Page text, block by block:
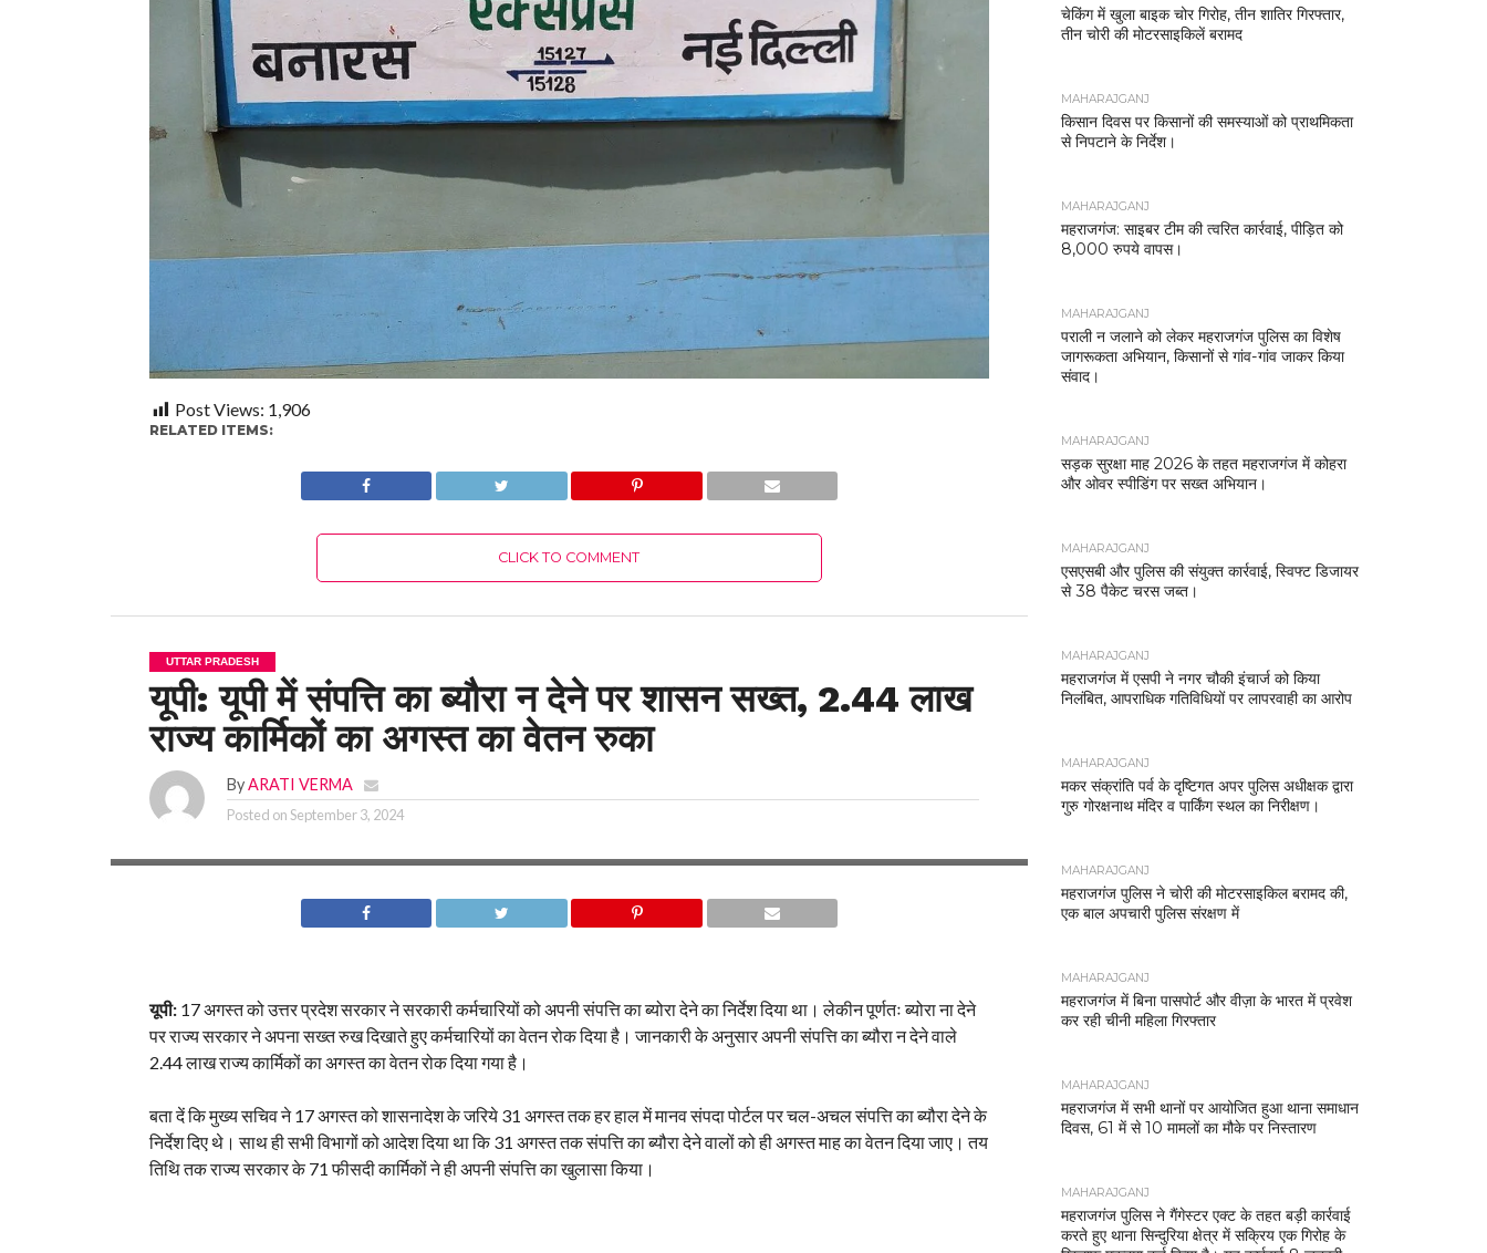
Post Views: 1,906
RELATED ITEMS:
CLICK TO COMMENT
UTTAR PRADESH
यूपी: यूपी में संपत्ति का ब्यौरा न देने पर शासन सख्त, 2.44 लाख
राज्य कार्मिकों का अगस्त का वेतन रुका
ByARATI VERMA
Posted onSeptember 3, 2024
यूपी:17 अगस्त को उत्तर प्रदेश सरकार ने सरकारी कर्मचारियों को अपनी संपत्ति का ब्योरा देने का निर्देश दिया था। लेकीन पूर्णतः ब्योरा ना देने
पर राज्य सरकार ने अपना सख्त रुख दिखाते हुए कर्मचारियों का वेतन रोक दिया है। जानकारी के अनुसार अपनी संपत्ति का ब्यौरा न देने वाले
2.44 लाख राज्य कार्मिकों का अगस्त का वेतन रोक दिया गया है।
बता दें कि मुख्य सचिव ने 17 अगस्त को शासनादेश के जरिये 31 अगस्त तक हर हाल में मानव संपदा पोर्टल पर चल-अचल संपत्ति का ब्यौरा देने के
निर्देश दिए थे। साथ ही सभी विभागों को आदेश दिया था कि 31 अगस्त तक संपत्ति का ब्यौरा देने वालों को ही अगस्त माह का वेतन दिया जाए। तय
तिथि तक राज्य सरकार के 71 फीसदी कार्मिकों ने ही अपनी संपत्ति का खुलासा किया।
चेकिंग में खुला बाइक चोर गिरोह, तीन शातिर गिरफ्तार,
तीन चोरी की मोटरसाइकिलें बरामद
MAHARAJGANJ
किसान दिवस पर किसानों की समस्याओं को प्राथमिकता
से निपटाने के निर्देश।
MAHARAJGANJ
महराजगंज: साइबर टीम की त्वरित कार्रवाई, पीड़ित को
8,000 रुपये वापस।
MAHARAJGANJ
पराली न जलाने को लेकर महराजगंज पुलिस का विशेष
जागरूकता अभियान, किसानों से गांव-गांव जाकर किया
संवाद।
MAHARAJGANJ
सड़क सुरक्षा माह 2026 के तहत महराजगंज में कोहरा
और ओवर स्पीडिंग पर सख्त अभियान।
MAHARAJGANJ
एसएसबी और पुलिस की संयुक्त कार्रवाई, स्विफ्ट डिजायर
से 38 पैकेट चरस जब्त।
MAHARAJGANJ
महराजगंज में एसपी ने नगर चौकी इंचार्ज को किया
निलंबित, आपराधिक गतिविधियों पर लापरवाही का आरोप
MAHARAJGANJ
मकर संक्रांति पर्व के दृष्टिगत अपर पुलिस अधीक्षक द्वारा
गुरु गोरक्षनाथ मंदिर व पार्किंग स्थल का निरीक्षण।
MAHARAJGANJ
महराजगंज पुलिस ने चोरी की मोटरसाइकिल बरामद की,
एक बाल अपचारी पुलिस संरक्षण में
MAHARAJGANJ
महराजगंज में बिना पासपोर्ट और वीज़ा के भारत में प्रवेश
कर रही चीनी महिला गिरफ्तार
MAHARAJGANJ
महराजगंज में सभी थानों पर आयोजित हुआ थाना समाधान
दिवस, 61 में से 10 मामलों का मौके पर निस्तारण
MAHARAJGANJ
महराजगंज पुलिस ने गैंगेस्टर एक्ट के तहत बड़ी कार्रवाई
करते हुए थाना सिन्दुरिया क्षेत्र में सक्रिय एक गिरोह के